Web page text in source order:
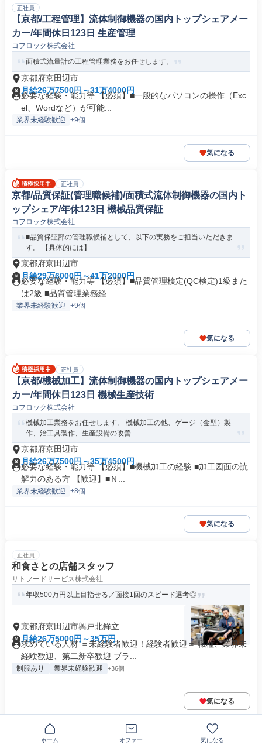
正社員
【京都/工程管理】流体制御機器の国内トップシェアメー
カー/年間休日123日 生産管理
コフロック株式会社
面積式流量計の工程管理業務をお任せします。
京都府京田辺市
月給26万7500円～31万4000円
必要な経験・能力等 【必須】■一般的なパソコンの操作（Exc
el、Wordなど）が可能...
業界未経験歓迎 +9個
気になる
正社員
京都/品質保証(管理職候補)/面積式流体制御機器の国内ト
ップシェア/年休123日 機械品質保証
コフロック株式会社
■品質保証部の管理職候補として、以下の実務をご担当いただきま
す。 【具体的には】
京都府京田辺市
月給29万6000円～41万2000円
必要な経験・能力等 【必須】■品質管理検定(QC検定)1級また
は2級 ■品質管理業務経...
業界未経験歓迎 +9個
気になる
正社員
【京都/機械加工】流体制御機器の国内トップシェアメー
カー/年間休日123日 機械生産技術
コフロック株式会社
機械加工業務をお任せします。 機械加工の他、ゲージ（金型）製
作、治工具製作、生産設備の改善...
京都府京田辺市
月給26万7500円～35万4500円
必要な経験・能力等 【必須】■機械加工の経験 ■加工図面の読
解力のある方 【歓迎】■Ｎ...
業界未経験歓迎 +8個
気になる
正社員
和食さとの店舗スタッフ
サトフードサービス株式会社
年収500万円以上目指せる／面接1回のスピード選考◎
京都府京田辺市興戸北鉾立
月給26万5000円～35万円
求めている人材 ＝未経験者歓迎！経験者歓迎＝ 職種、業界未
経験歓迎、第二新卒歓迎 ブラ...
制服あり 業界未経験歓迎 +36個
気になる
この企業の類似求人を見る
ホーム オファー 気になる